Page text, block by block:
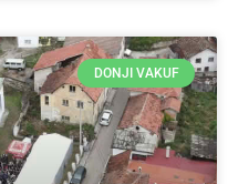
DONJI VAKUF